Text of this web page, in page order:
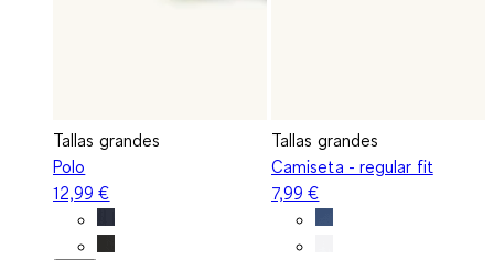
Tallas grandes
Polo
12,99 €
Tallas grandes
Camiseta - regular fit
7,99 €